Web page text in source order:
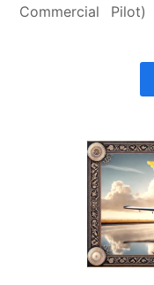
دریافت گواهینامه «خلبانی تجاری» (Commercial Pilot